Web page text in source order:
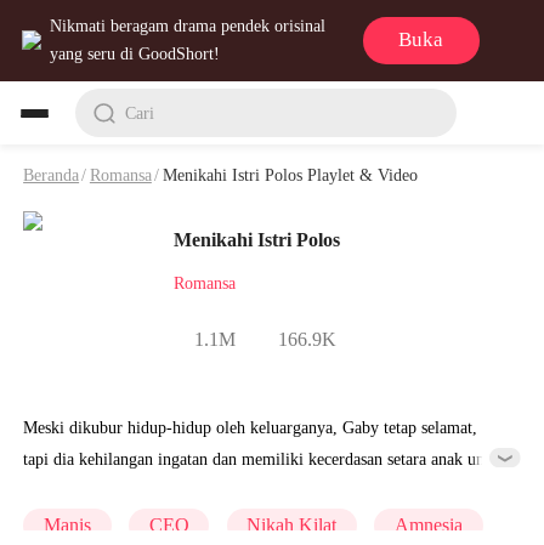
Nikmati beragam drama pendek orisinal
yang seru di GoodShort!
Buka
Cari
Beranda /Romansa /Menikahi Istri Polos Playlet & Video
Menikahi Istri Polos
Romansa
1.1M 166.9K
Meski dikubur hidup-hidup oleh keluarganya, Gaby tetap selamat,
tapi dia kehilangan ingatan dan memiliki kecerdasan setara anak umur
dan dibawa pulang. Setelah mereka menikah, Keluarga Pranoto nggak
Manis CEO Nikah Kilat Amnesia